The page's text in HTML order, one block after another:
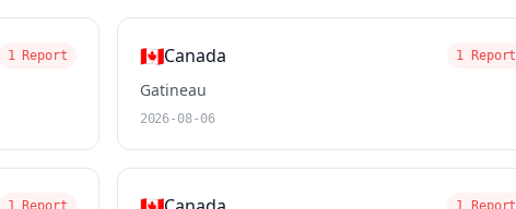
1 Report 🇨🇦Canada 1 Report
Gatineau
2026-08-06
1 Report 1 Report